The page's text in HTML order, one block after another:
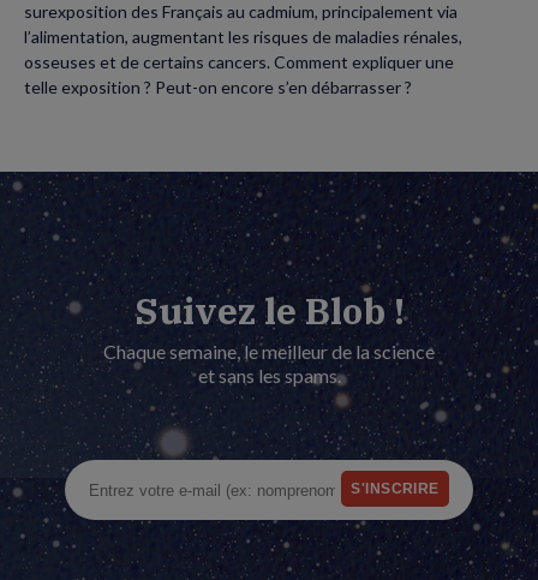
surexposition des Français au cadmium, principalement via
l’alimentation, augmentant les risques de maladies rénales,
osseuses et de certains cancers. Comment expliquer une
telle exposition ? Peut-on encore s’en débarrasser ?
Suivez le Blob !
Chaque semaine, le meilleur de la science
et sans les spams.